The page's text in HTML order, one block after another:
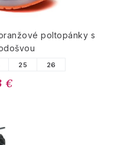
poltopánky s
25 26
€